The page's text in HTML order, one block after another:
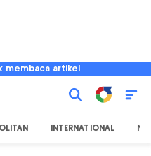
membaca artikel
INTERNATIONAL